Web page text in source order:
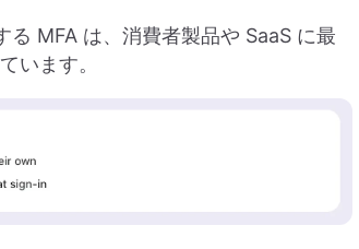
MFA は、消費者製品や SaaS に最
います。